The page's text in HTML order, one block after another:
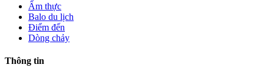
Ẩm thực
Balo du lịch
Điểm đến
Dòng chảy
Thông tin